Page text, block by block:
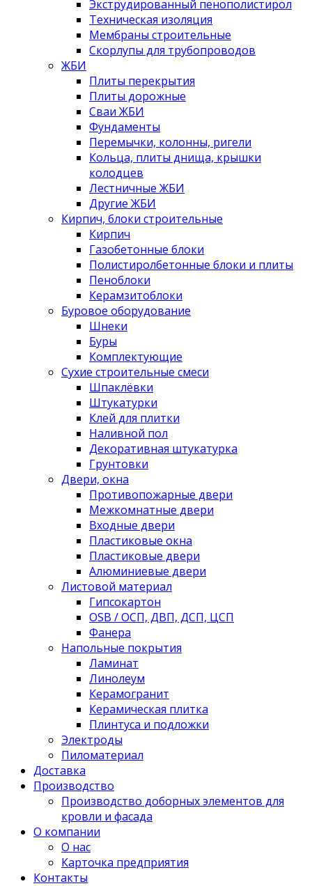
Экструдированный пенополистирол
Техническая изоляция
Мембраны строительные
Скорлупы для трубопроводов
ЖБИ
Плиты перекрытия
Плиты дорожные
Сваи ЖБИ
Фундаменты
Перемычки, колонны, ригели
Кольца, плиты днища, крышки
колодцев
Лестничные ЖБИ
Другие ЖБИ
Кирпич, блоки строительные
Кирпич
Газобетонные блоки
Полистиролбетонные блоки и плиты
Пеноблоки
Керамзитоблоки
Буровое оборудование
Шнеки
Буры
Комплектующие
Сухие строительные смеси
Шпаклёвки
Штукатурки
Клей для плитки
Наливной пол
Декоративная штукатурка
Грунтовки
Двери, окна
Противопожарные двери
Межкомнатные двери
Входные двери
Пластиковые окна
Пластиковые двери
Алюминиевые двери
Листовой материал
Гипсокартон
OSB / ОСП, ДВП, ДСП, ЦСП
Фанера
Напольные покрытия
Ламинат
Линолеум
Керамогранит
Керамическая плитка
Плинтуса и подложки
Электроды
Пиломатериал
Доставка
Производство
Производство доборных элементов для
кровли и фасада
О компании
О нас
Карточка предприятия
Контакты